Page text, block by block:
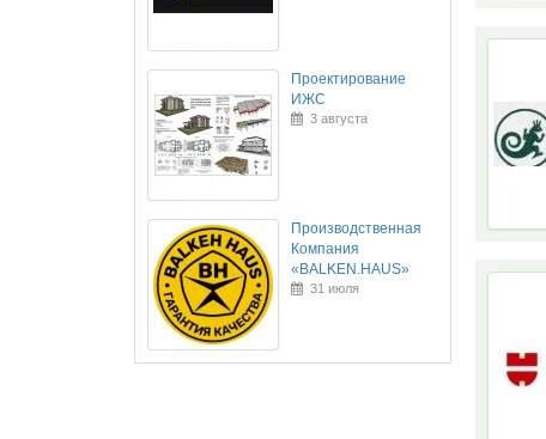
Проектирование
ИЖС
3 августа
Производственная
Компания
«BALKEN.HAUS»
31 июля